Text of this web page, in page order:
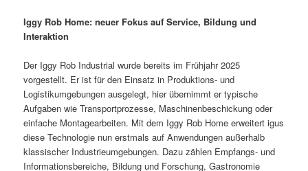
Iggy Rob Home: neuer Fokus auf Service, Bildung und
Interaktion
Der Iggy Rob Industrial wurde bereits im Frühjahr 2025
vorgestellt. Er ist für den Einsatz in Produktions- und
Logistikumgebungen ausgelegt, hier übernimmt er typische
Aufgaben wie Transportprozesse, Maschinenbeschickung oder
einfache Montagearbeiten. Mit dem Iggy Rob Home erweitert igus
diese Technologie nun erstmals auf Anwendungen außerhalb
klassischer Industrieumgebungen. Dazu zählen Empfangs- und
Informationsbereiche, Bildung und Forschung, Gastronomie